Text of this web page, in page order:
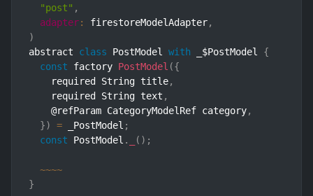
"post" ,
adapter: firestoreModelAdapter,
)
abstract class PostModel with _$PostModel {
const factory PostModel ({
    required String title
,
    required String text
,
    @refParam CategoryModelRef category
,
}) = _PostModel ;
const PostModel . ( ) ;
~~~~
}